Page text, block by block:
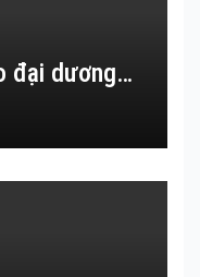
đại dương…